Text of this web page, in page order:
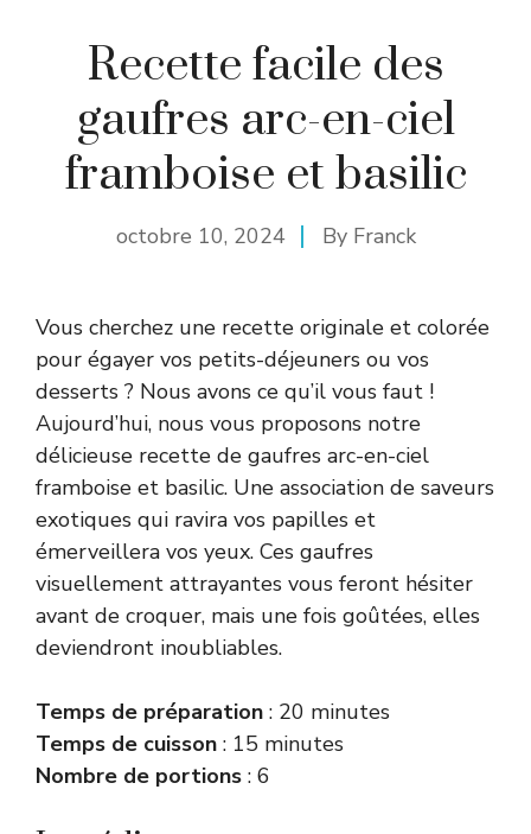
Recette facile des
gaufres arc-en-ciel
framboise et basilic
octobre 10, 2024 By Franck
Vous cherchez une recette originale et colorée
pour égayer vos petits-déjeuners ou vos
desserts ? Nous avons ce qu’il vous faut !
Aujourd’hui, nous vous proposons notre
délicieuse recette de gaufres arc-en-ciel
framboise et basilic. Une association de saveurs
exotiques qui ravira vos papilles et
émerveillera vos yeux. Ces gaufres
visuellement attrayantes vous feront hésiter
avant de croquer, mais une fois goûtées, elles
deviendront inoubliables.
Temps de préparation : 20 minutes
Temps de cuisson : 15 minutes
Nombre de portions : 6